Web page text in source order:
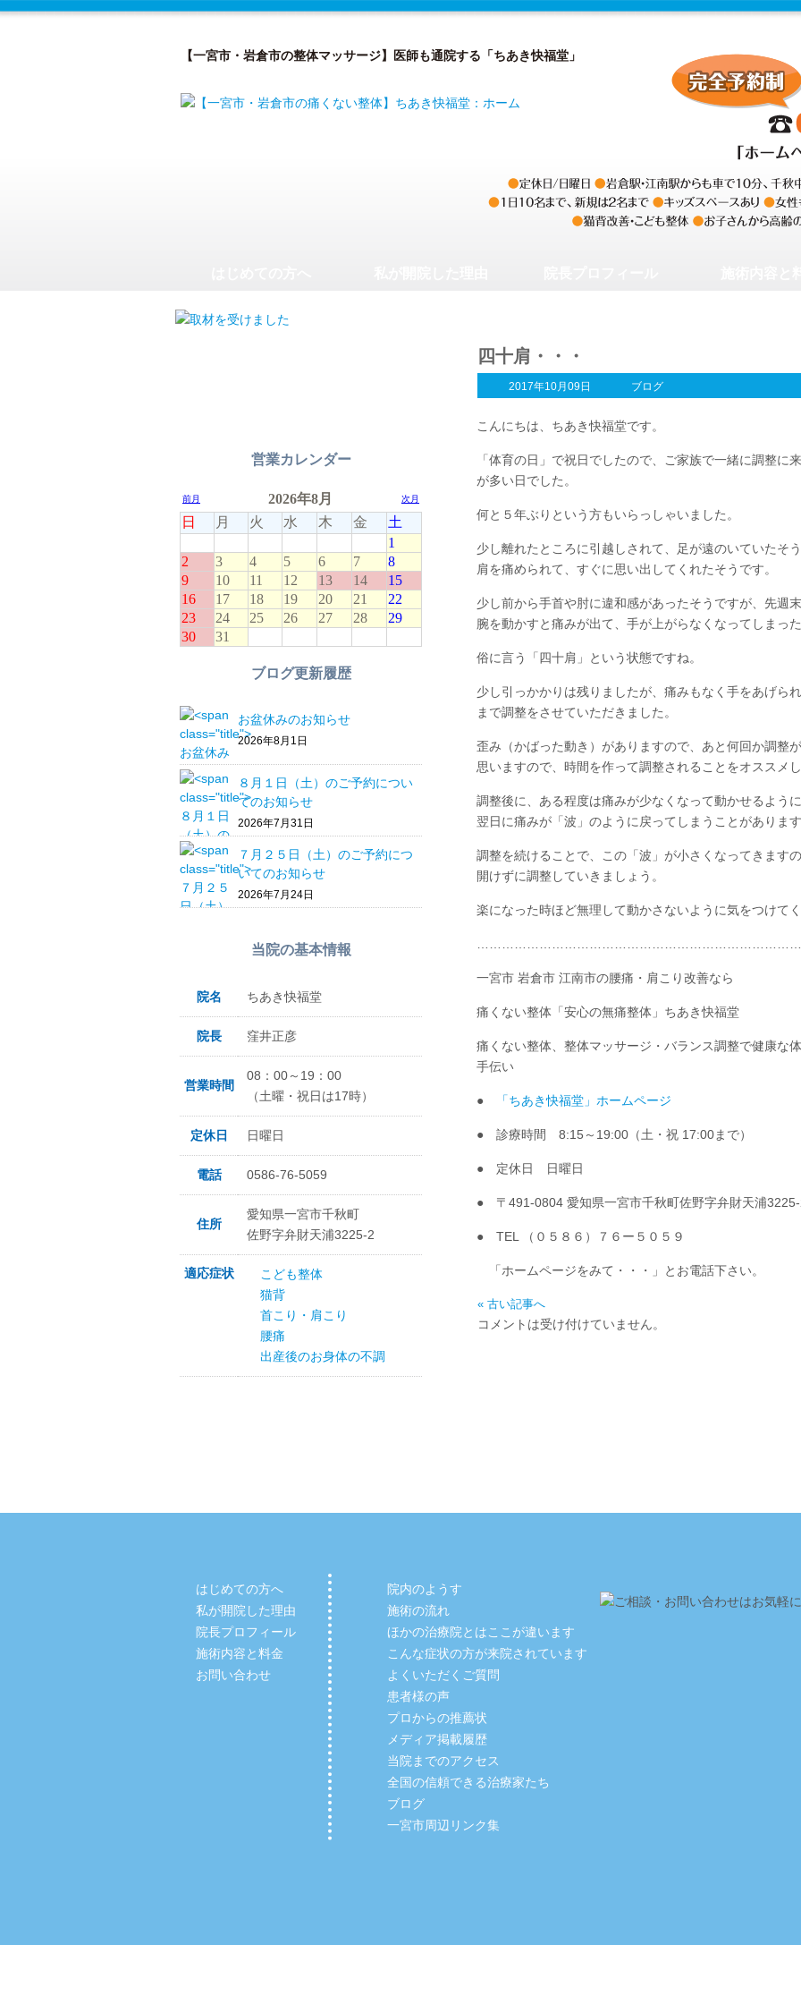
【一宮市・岩倉市の整体マッサージ】医師も通院する「ちあき快福堂」
四十肩・・・
2017年10月09日 ブログ
こんにちは、ちあき快福堂です。
「体育の日」で祝日でしたので、ご家族で一緒に調整に
が多い日でした。
何と５年ぶりという方もいらっしゃいました。
少し離れたところに引越しされて、足が遠のいていたそう
肩を痛められて、すぐに思い出してくれたそうです。
少し前から手首や肘に違和感があったそうですが、先週
腕を動かすと痛みが出て、手が上がらなくなってしまった
俗に言う「四十肩」という状態ですね。
少し引っかかりは残りましたが、痛みもなく手をあげら
まで調整をさせていただきました。
歪み（かばった動き）がありますので、あと何回か調整
思いますので、時間を作って調整されることをオススメし
調整後に、ある程度は痛みが少なくなって動かせるよう
翌日に痛みが「波」のように戻ってしまうことがあります
調整を続けることで、この「波」が小さくなってきます
開けずに調整していきましょう。
楽になった時ほど無理して動かさないように気をつけて
一宮市 岩倉市 江南市の腰痛・肩こり改善なら
痛くない整体「安心の無痛整体」ちあき快福堂
痛くない整体、整体マッサージ・バランス調整で健康な
手伝い
● 「ちあき快福堂」ホームページ
● 診療時間 8:15～19:00（土・祝 17:00まで）
● 定休日 日曜日
● 〒491-0804 愛知県一宮市千秋町佐野字弁財天浦
● TEL （０５８６）７６ー５０５９
「ホームページをみて・・・」とお電話下さい。
« 古い記事へ
コメントは受け付けていません。
営業カレンダー
ブログ更新履歴
お盆休みのお知らせ
2026年8月1日
８月１日（土）のご予約につい
てのお知らせ
2026年7月31日
７月２５日（土）のご予約につ
いてのお知らせ
2026年7月24日
当院の基本情報
院名 ちあき快福堂
院長 窪井正彦
営業時間
08：00～19：00
（土曜・祝日は17時）
定休日 日曜日
電話 0586-76-5059
住所
愛知県一宮市千秋町
佐野字弁財天浦3225-2
適応症状
こども整体
猫背
首こり・肩こり
腰痛
出産後のお身体の不調
はじめての方へ
私が開院した理由
院長プロフィール
施術内容と料金
お問い合わせ
院内のようす
施術の流れ
ほかの治療院とはここが違います
こんな症状の方が来院されています
よくいただくご質問
患者様の声
プロからの推薦状
メディア掲載履歴
当院までのアクセス
全国の信頼できる治療家たち
ブログ
一宮市周辺リンク集